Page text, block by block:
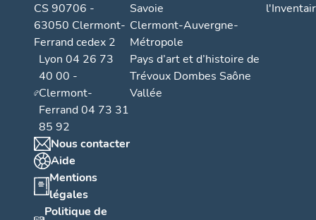
CS 90706 -
63050 Clermont-
Ferrand cedex 2
Lyon 04 26 73
40 00 -
Clermont-
Ferrand 04 73 31
85 92
Nous contacter
Aide
Mentions
légales
Politique de
Savoie
Clermont-Auvergne-
Métropole
Pays d’art et d’histoire de
Trévoux Dombes Saône
Vallée